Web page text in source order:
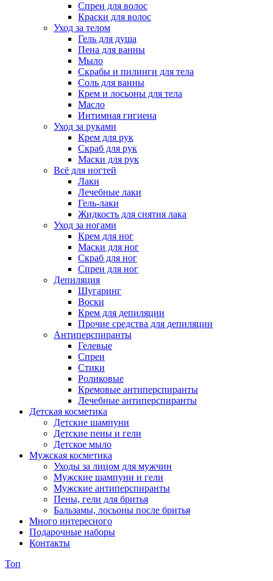
Спреи для волос
Краски для волос
Уход за телом
Гель для душа
Пена для ванны
Мыло
Скрабы и пилинги для тела
Соль для ванны
Крем и лосьоны для тела
Масло
Интимная гигиена
Уход за руками
Крем для рук
Скраб для рук
Маски для рук
Всё для ногтей
Лаки
Лечебные лаки
Гель-лаки
Жидкость для снятия лака
Уход за ногами
Крем для ног
Маски для ног
Скраб для ног
Спреи для ног
Депиляция
Шугаринг
Воски
Крем для депиляции
Прочие средства для депиляции
Антиперспиранты
Гелевые
Спреи
Стики
Роликовые
Кремовые антиперспиранты
Лечебные антиперспиранты
Детская косметика
Детские шампуни
Детские пены и гели
Детское мыло
Мужская косметика
Уходы за лицом для мужчин
Мужские шампуни и гели
Мужские антиперспиранты
Пены, гели для бритья
Бальзамы, лосьоны после бритья
Много интересного
Подарочные наборы
Контакты
Топ